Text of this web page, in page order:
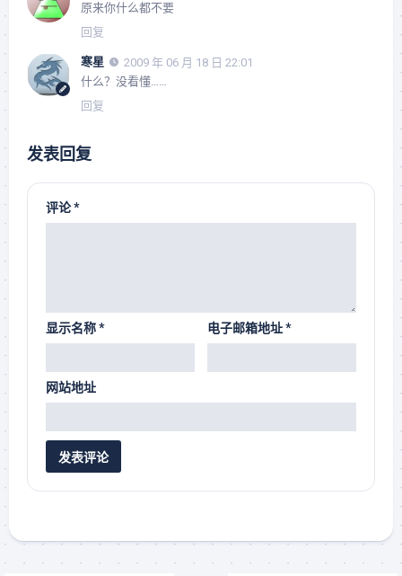
原来你什么都不要
回复
寒星
2009 年 06 月 18 日 22:01
什么？没看懂……
回复
发表回复
评论*
显示名称* 电子邮箱地址*
网站地址